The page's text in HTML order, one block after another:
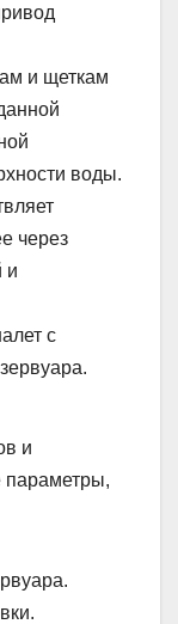
и щеткам
воды.
через
и
с
и
параметры,